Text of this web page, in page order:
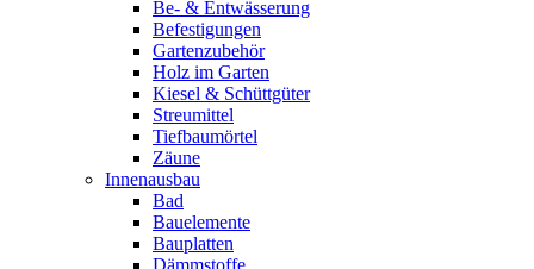
Be- & Entwässerung
Befestigungen
Gartenzubehör
Holz im Garten
Kiesel & Schüttgüter
Streumittel
Tiefbaumörtel
Zäune
Innenausbau
Bad
Bauelemente
Bauplatten
Dämmstoffe